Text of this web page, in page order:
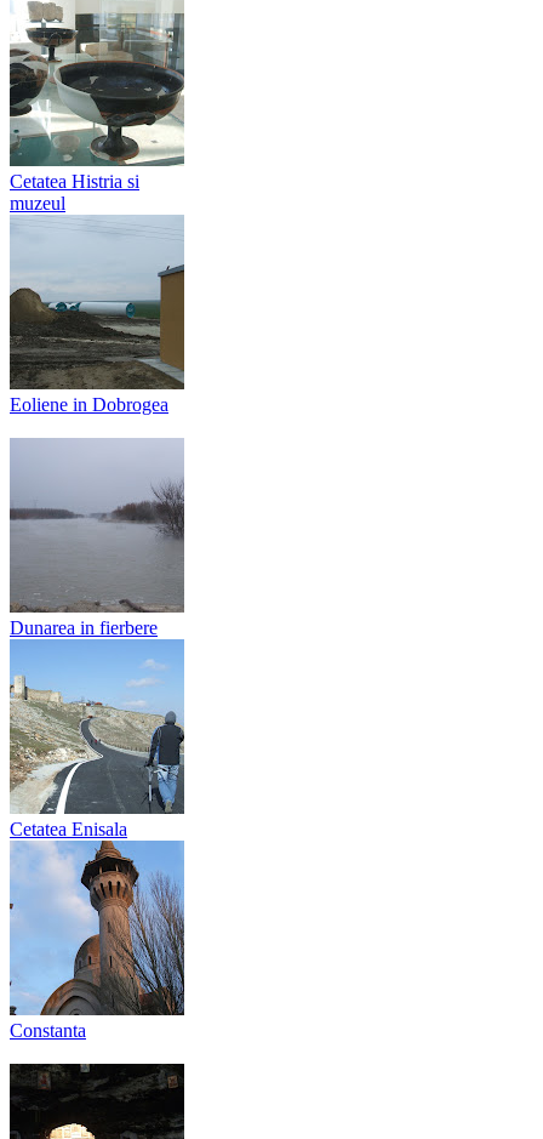
Cetatea Histria si
muzeul
Eoliene in Dobrogea
Dunarea in fierbere
Cetatea Enisala
Constanta